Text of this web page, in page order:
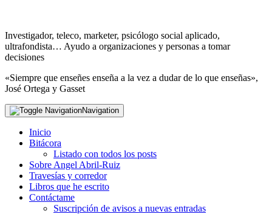
Investigador, teleco, marketer, psicólogo social aplicado,
ultrafondista… Ayudo a organizaciones y personas a tomar
decisiones
«Siempre que enseñes enseña a la vez a dudar de lo que enseñas»,
José Ortega y Gasset
Navigation
Inicio
Bitácora
Listado con todos los posts
Sobre Angel Abril-Ruiz
Travesías y corredor
Libros que he escrito
Contáctame
Suscripción de avisos a nuevas entradas